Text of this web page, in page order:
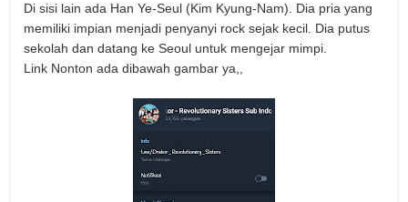
Di sisi lain ada Han Ye-Seul (Kim Kyung-Nam). Dia pria yang
memiliki impian menjadi penyanyi rock sejak kecil. Dia putus
sekolah dan datang ke Seoul untuk mengejar mimpi.
Link Nonton ada dibawah gambar ya,,